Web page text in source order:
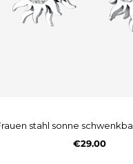
frauen stahl sonne
€29.00